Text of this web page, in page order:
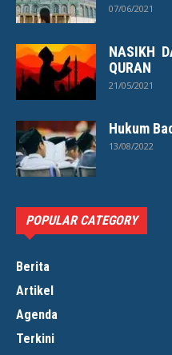
07/06/2021
NASIKH
QURAN
21/05/2021
Hukum
13/08/2022
POPULAR CATEGORY
Berita
Artikel
Agenda
Terkini